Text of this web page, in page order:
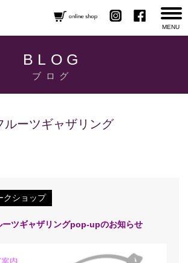
MENU
BLOG
ブログ
ルーツギャザリング
クショップ
ーツギャザリングpop-upのお知らせ